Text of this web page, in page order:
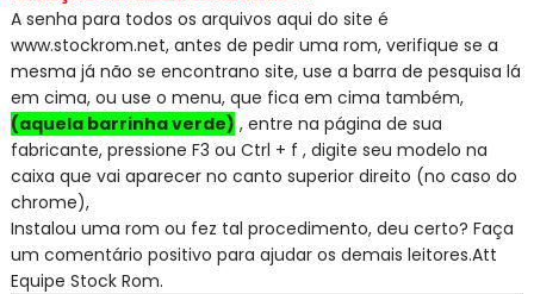
A senha para todos os arquivos aqui do site é
www.stockrom.net, antes de pedir uma rom, verifique se a
mesma já não se encontrano site, use a barra de pesquisa lá
em cima, ou use o menu, que fica em cima também,
(aquela barrinha verde) , entre na página de sua
fabricante, pressione F3 ou Ctrl + f , digite seu modelo na
caixa que vai aparecer no canto superior direito (no caso do
chrome),
Instalou uma rom ou fez tal procedimento, deu certo? Faça
um comentário positivo para ajudar os demais leitores.Att
Equipe Stock Rom.